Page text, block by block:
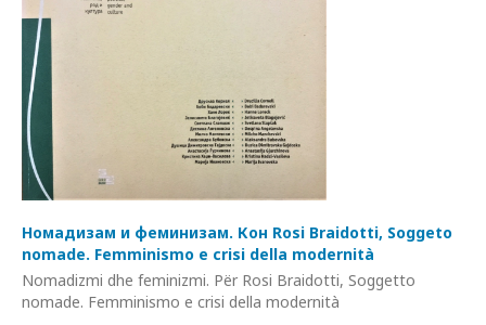
Номадизам и феминизам. Кон Rosi Braidotti, Soggeto
nomade. Femminismo e crisi della modernità
Nomadizmi dhe feminizmi. Për Rosi Braidotti, Soggetto
nomade. Femminismo e crisi della modernità